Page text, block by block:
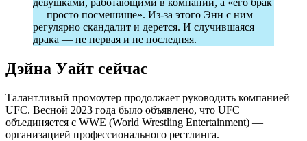
— просто посмешище». Из-за этого Энн с ним
регулярно скандалит и дерется. И случившаяся
драка — не первая и не последняя.
Дэйна Уайт сейчас
Талантливый промоутер продолжает руководить компанией
UFC. Весной 2023 года было объявлено, что UFC
объединяется с WWE (World Wrestling Entertainment) —
организацией профессионального рестлинга.